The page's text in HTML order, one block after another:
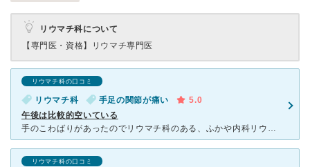
リウマチ科について
【専門医・資格】
リウマチ専門医
リウマチ科の口コミ
リウマチ科 手足の関節が痛い
5.0
午後は比較的空いている
手のこわばりがあったのでリウマチ科のある、ふかや内科リウマチクリニックへ行きました。 まだ新しい病院です。 午後14時頃の予約だったからか、時間通りに診察していただき、お会計まで30分で終わりまし
リウマチ科の口コミ